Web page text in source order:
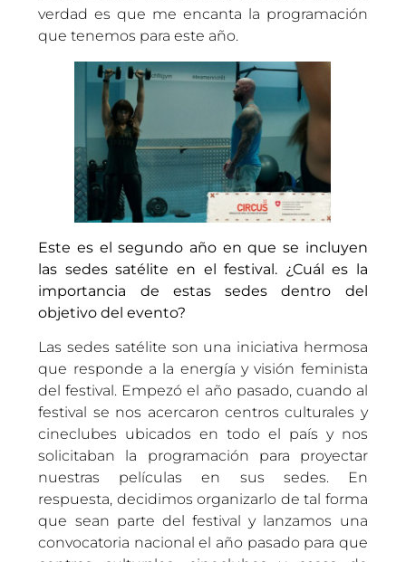
verdad es que me encanta la programación
que tenemos para este año.
Este es el segundo año en que se incluyen
las sedes satélite en el festival. ¿Cuál es la
importancia de estas sedes dentro del
objetivo del evento?
Las sedes satélite son una iniciativa hermosa
que responde a la energía y visión feminista
del festival. Empezó el año pasado, cuando al
festival se nos acercaron centros culturales y
cineclubes ubicados en todo el país y nos
solicitaban la programación para proyectar
nuestras películas en sus sedes. En
respuesta, decidimos organizarlo de tal forma
que sean parte del festival y lanzamos una
convocatoria nacional el año pasado para que